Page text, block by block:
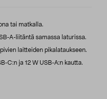
tai matkalla.
A-liitäntä samassa laturissa.
laitteiden pikalataukseen.
C:n ja 12 W USB-A:n kautta.